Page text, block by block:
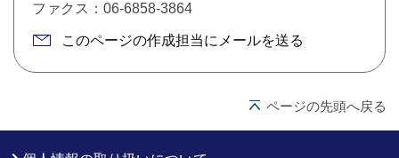
ファクス：06-6858-3864
このページの作成担当にメールを送る
ページの先頭へ戻る